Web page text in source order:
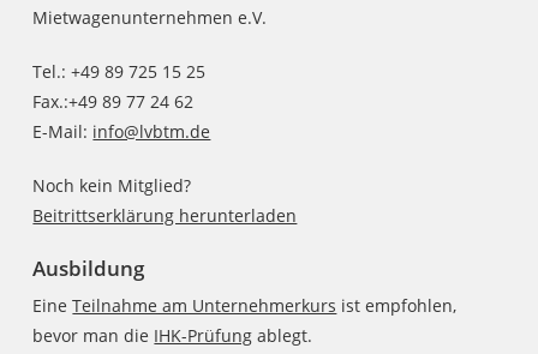
Mietwagenunternehmen e.V.
Tel.: +49 89 725 15 25
Fax.:+49 89 77 24 62
E-Mail: info@lvbtm.de
Noch kein Mitglied?
Beitrittserklärung herunterladen
Ausbildung
EineTeilnahme am Unternehmerkurs ist empfohlen,
bevor man die IHK-Prüfung ablegt.